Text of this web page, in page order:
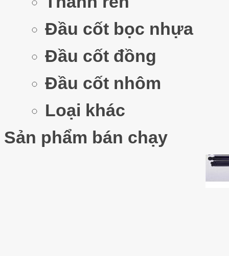
Đầu cốt bọc nhựa
Đầu cốt đồng
Đầu cốt nhôm
Loại khác
Sản phẩm bán chạy